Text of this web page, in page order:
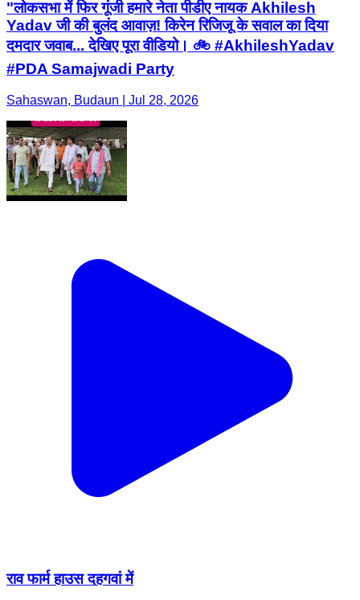
"लोकसभा में फिर गूंजी हमारे नेता पीडीए नायक Akhilesh
Yadav जी की बुलंद आवाज़! किरेन रिजिजू के सवाल का दिया
दमदार जवाब... देखिए पूरा वीडियो। 🚲 #AkhileshYadav
#PDA Samajwadi Party
Sahaswan, Budaun | Jul 28, 2026
राव फार्म हाउस दहगवां में